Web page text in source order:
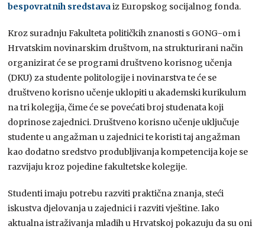
bespovratnih sredstavaiz Europskog socijalnog fonda.
Kroz suradnju Fakulteta političkih znanosti s GONG-om i
Hrvatskim novinarskim društvom, na strukturirani način
organizirat će se programi društveno korisnog učenja
(DKU) za studente politologije i novinarstva te će se
društveno korisno učenje uklopiti u akademski kurikulum
na tri kolegija, čime će se povećati broj studenata koji
doprinose zajednici. Društveno korisno učenje uključuje
studente u angažman u zajednici te koristi taj angažman
kao dodatno sredstvo produbljivanja kompetencija koje se
razvijaju kroz pojedine fakultetske kolegije.
Studenti imaju potrebu razviti praktična znanja, steći
iskustva djelovanja u zajednici i razviti vještine. Iako
aktualna istraživanja mladih u Hrvatskoj pokazuju da su oni